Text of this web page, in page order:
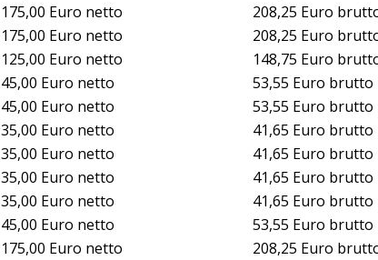
175,00 Euro netto
208,25 Euro
175,00 Euro netto
208,25 Euro
125,00 Euro netto
148,75 Euro
45,00 Euro netto
53,55 Euro brutto
45,00 Euro netto
53,55 Euro brutto
35,00 Euro netto
41,65 Euro brutto
35,00 Euro netto
41,65 Euro brutto
35,00 Euro netto
41,65 Euro brutto
35,00 Euro netto
41,65 Euro brutto
45,00 Euro netto
53,55 Euro brutto
175,00 Euro netto
208,25 Euro